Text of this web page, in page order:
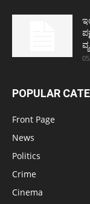
POPULAR
Front Page
News
Politics
Crime
Cinema